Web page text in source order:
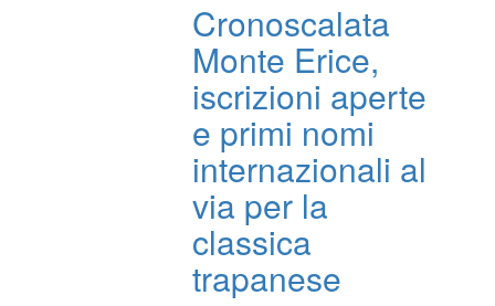
Cronoscalata
Monte Erice,
iscrizioni aperte
e primi nomi
internazionali al
via per la
classica
trapanese